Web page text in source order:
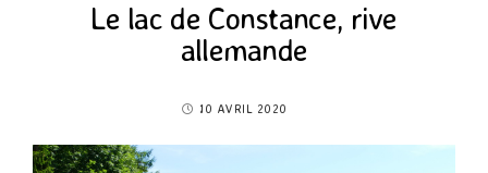
Le lac de Constance, rive
allemande
10 AVRIL 2020